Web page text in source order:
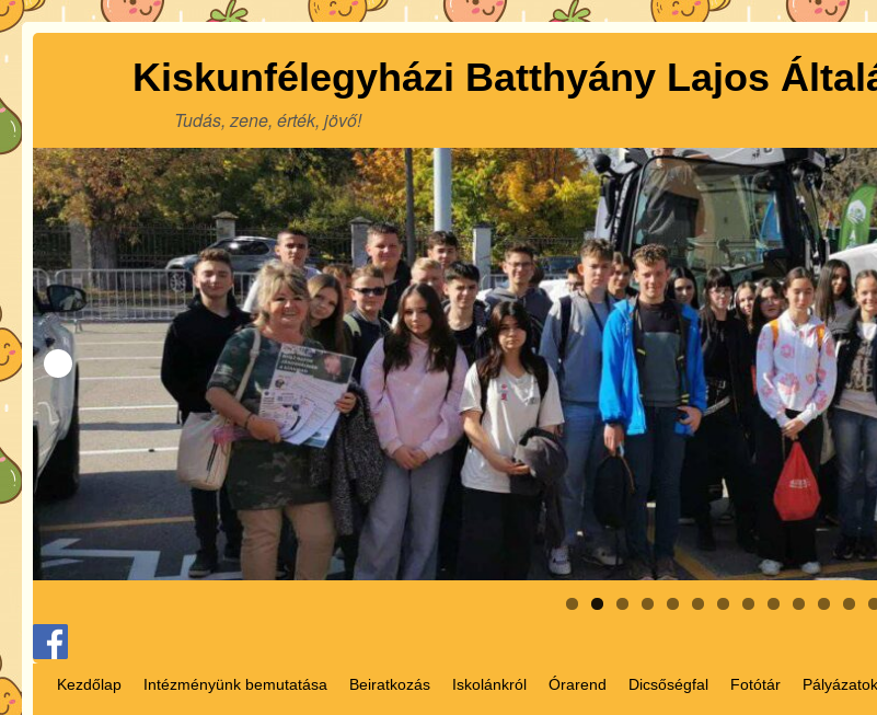
Kiskunfélegyházi Batthyány Lajos
Tudás, zene, érték, jövő!
0 1 2 3
Kezdőlap Intézményünk bemutatása Beiratkozás Iskolánkról Órarend Dicsőségfal Fotótár Pályázatok